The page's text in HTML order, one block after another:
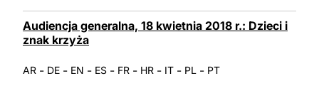
Audiencja generalna, 18 kwietnia 2018 r.: Dzieci i
znak krzyża
AR - DE - EN - ES - FR - HR - IT - PL - PT